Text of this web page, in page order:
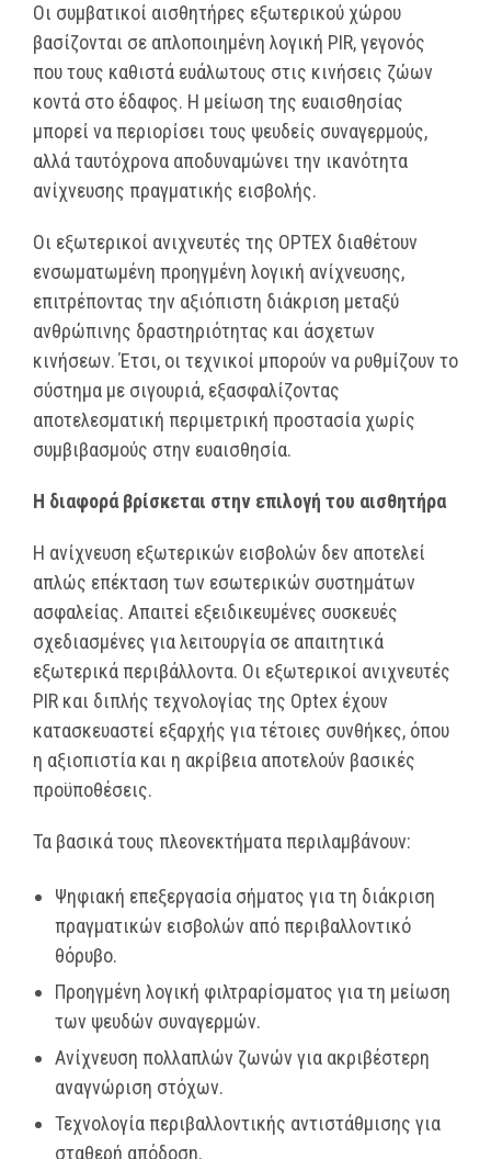
Οι συμβατικοί αισθητήρες εξωτερικού χώρου
βασίζονται σε απλοποιημένη λογική PIR, γεγονός
που τους καθιστά ευάλωτους στις κινήσεις ζώων
κοντά στο έδαφος. Η μείωση της ευαισθησίας
μπορεί να περιορίσει τους ψευδείς συναγερμούς,
αλλά ταυτόχρονα αποδυναμώνει την ικανότητα
ανίχνευσης πραγματικής εισβολής.
Οι εξωτερικοί ανιχνευτές της OPTEX διαθέτουν
ενσωματωμένη προηγμένη λογική ανίχνευσης,
επιτρέποντας την αξιόπιστη διάκριση μεταξύ
ανθρώπινης δραστηριότητας και άσχετων
κινήσεων. Έτσι, οι τεχνικοί μπορούν να ρυθμίζουν το
σύστημα με σιγουριά, εξασφαλίζοντας
αποτελεσματική περιμετρική προστασία χωρίς
συμβιβασμούς στην ευαισθησία.
Η διαφορά βρίσκεται στην επιλογή του αισθητήρα
Η ανίχνευση εξωτερικών εισβολών δεν αποτελεί
απλώς επέκταση των εσωτερικών συστημάτων
ασφαλείας. Απαιτεί εξειδικευμένες συσκευές
σχεδιασμένες για λειτουργία σε απαιτητικά
εξωτερικά περιβάλλοντα. Οι εξωτερικοί ανιχνευτές
PIR και διπλής τεχνολογίας της Optex έχουν
κατασκευαστεί εξαρχής για τέτοιες συνθήκες, όπου
η αξιοπιστία και η ακρίβεια αποτελούν βασικές
προϋποθέσεις.
Τα βασικά τους πλεονεκτήματα περιλαμβάνουν:
Ψηφιακή επεξεργασία σήματος για τη διάκριση
πραγματικών εισβολών από περιβαλλοντικό
θόρυβο.
Προηγμένη λογική φιλτραρίσματος για τη μείωση
των ψευδών συναγερμών.
Ανίχνευση πολλαπλών ζωνών για ακριβέστερη
αναγνώριση στόχων.
Τεχνολογία περιβαλλοντικής αντιστάθμισης για
σταθερή απόδοση.